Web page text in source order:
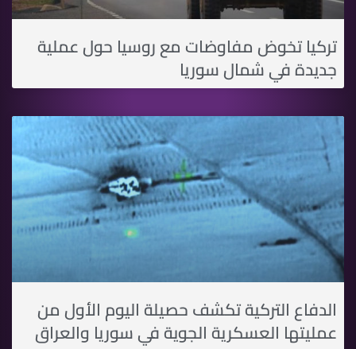
تركيا تخوض مفاوضات مع روسيا حول عملية
جديدة في شمال سوريا
الدفاع التركية تكشف حصيلة اليوم الأول من
عمليتها العسكرية الجوية في سوريا والعراق